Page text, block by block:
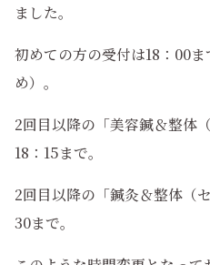
ました。
初めての方の受付は18：00
め）。
2回目以降の「美容鍼＆整体
18：15まで。
2回目以降の「鍼灸＆整体（
30まで。